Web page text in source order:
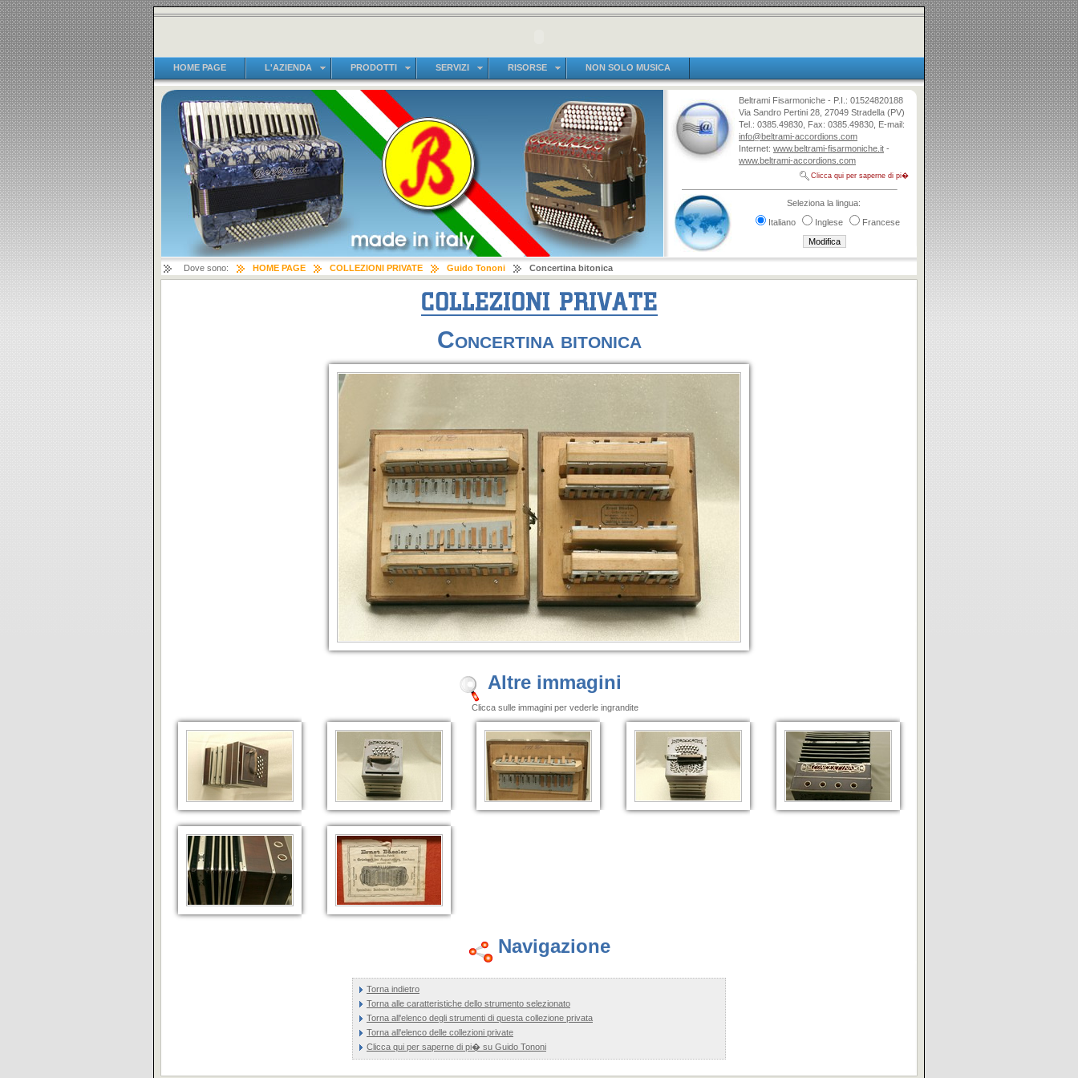
HOME PAGE L'AZIENDA PRODOTTI SERVIZI RISORSE NON SOLO MUSICA
Beltrami Fisarmoniche - P.I.: 01524820188
Via Sandro Pertini 28, 27049 Stradella (PV)
Tel.: 0385.49830, Fax: 0385.49830, E-mail:
info@beltrami-accordions.com
Internet: www.beltrami-fisarmoniche.it -
www.beltrami-accordions.com
Clicca qui per saperne di pi�
Seleziona la lingua:
Italiano
Inglese Francese
Dove sono: HOME PAGE COLLEZIONI PRIVATE Guido Tononi Concertina bitonica
Concertina bitonica
Altre immagini
Clicca sulle immagini per vederle ingrandite
Navigazione
Torna indietro
Torna alle caratteristiche dello strumento selezionato
Torna all'elenco degli strumenti di questa collezione privata
Torna all'elenco delle collezioni private
Clicca qui per saperne di pi� su Guido Tononi